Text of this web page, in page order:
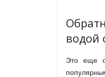
водой
Это еще